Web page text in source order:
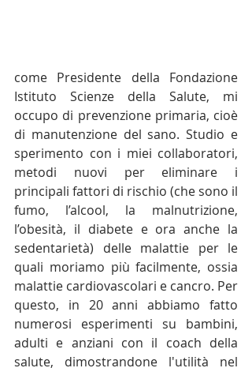
come Presidente della Fondazione
Istituto Scienze della Salute, mi
occupo di prevenzione primaria, cioè
di manutenzione del sano. Studio e
sperimento con i miei collaboratori,
metodi nuovi per eliminare i
principali fattori di rischio (che sono il
fumo, l’alcool, la malnutrizione,
l’obesità, il diabete e ora anche la
sedentarietà) delle malattie per le
quali moriamo più facilmente, ossia
malattie cardiovascolari e cancro. Per
questo, in 20 anni abbiamo fatto
numerosi esperimenti su bambini,
adulti e anziani con il coach della
salute, dimostrandone l'utilità nel